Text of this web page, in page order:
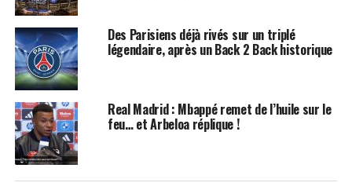
ARTICLES LIÉS:
SUIVANT
Un soutien inattendu pour Xabi Alonso
NE RATEZ PAS
Le Barça et le Camp Nou pris à partie par les supporters
de l’Eintracht
Des Parisiens déjà rivés sur un triplé
légendaire, après un Back 2 Back historique
Real Madrid : Mbappé remet de l’huile sur le
feu… et Arbeloa réplique !